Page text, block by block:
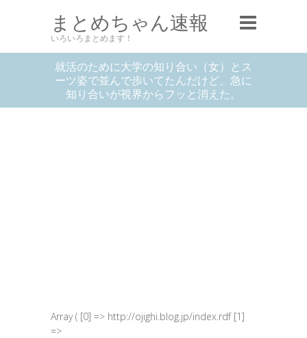
まとめちゃん速報
いろいろまとめます！
就活のために大学の知り合い（女）とス
ーツ姿で並んで歩いてたんだけど、急に
知り合いが視界からフッと消えた。
Array ( [0] => http://ojighi.blog.jp/index.rdf [1]
=>